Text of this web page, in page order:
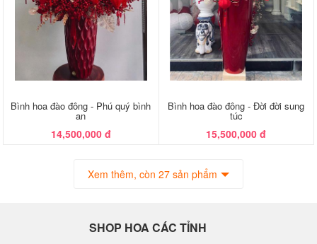
Bình hoa đào đông - Phú quý bình
an
14,500,000 đ
Bình hoa đào đông - Đời đời sung
túc
15,500,000 đ
Xem thêm, còn 27 sản phẩm
SHOP HOA CÁC TỈNH